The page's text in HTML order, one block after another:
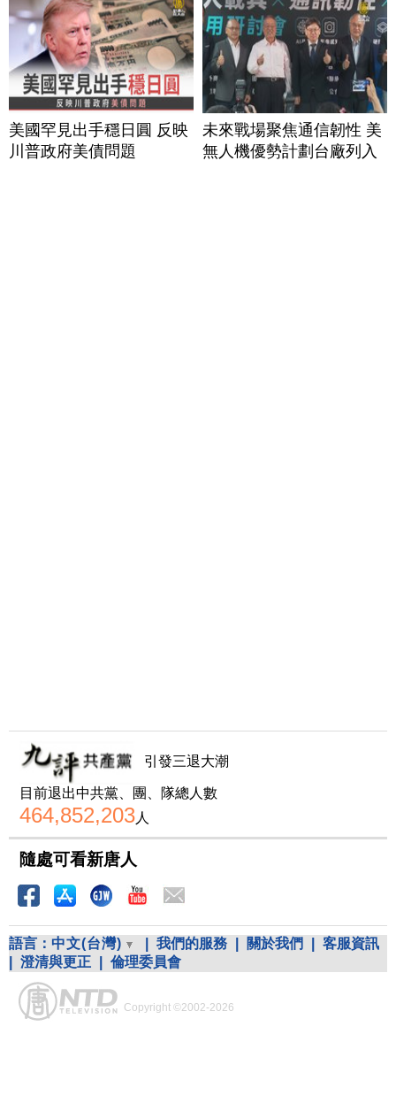
美國罕見出手穩日圓 反映
川普政府美債問題
未來戰場聚焦通信韌性 美
無人機優勢計劃台廠列入
引發三退大潮
目前退出中共黨、團、隊總人數
464,852,203人
隨處可看新唐人
語言： 中文(台灣) 我們的服務 關於我們
客服資訊
澄清與更正 倫理委員會
Copyright ©2002-2026